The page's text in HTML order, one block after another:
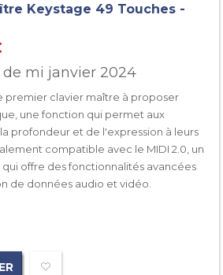
Keystage 49 Touches -
mi janvier 2024
premier clavier maître à proposer
une fonction qui permet aux
profondeur et de l'expression à leurs
compatible avec le MIDI 2.0, un
offre des fonctionnalités avancées
de données audio et vidéo.